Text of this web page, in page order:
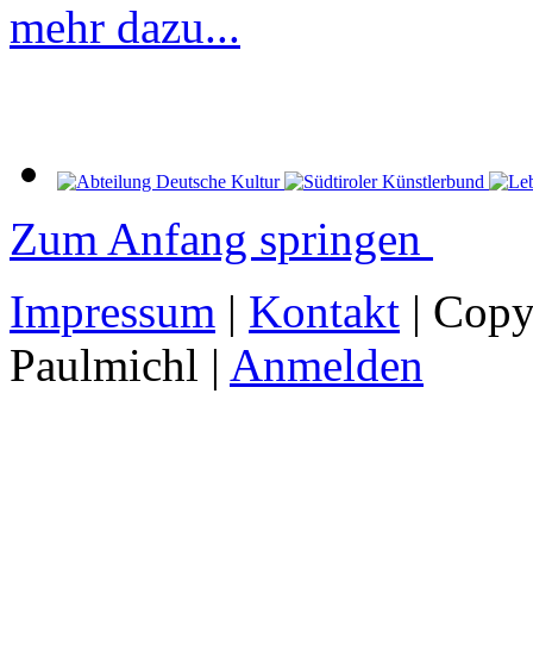
mehr dazu...
Zum Anfang springen
Impressum | Kontakt |
Paulmichl | Anmelden